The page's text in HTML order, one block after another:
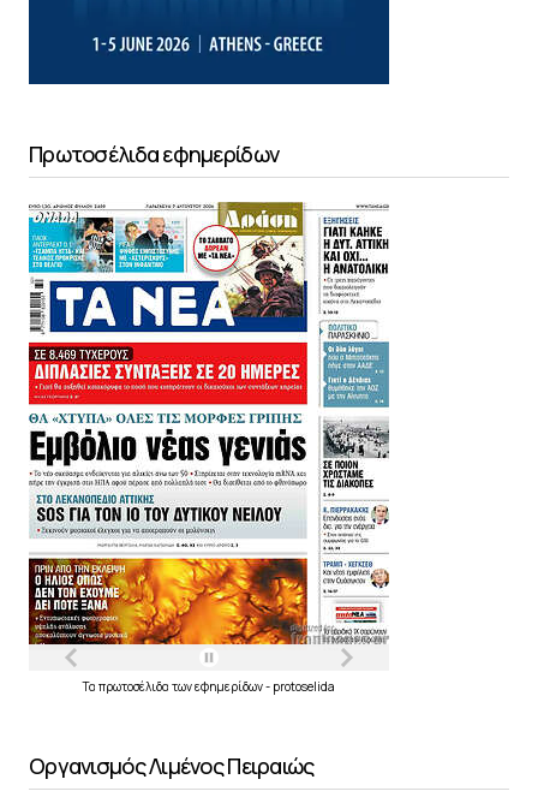
Πρωτοσέλιδα εφημερίδων
Τα πρωτοσέλιδα τωνεφημερίδων- protoselida
Οργανισμός Λιμένος Πειραιώς